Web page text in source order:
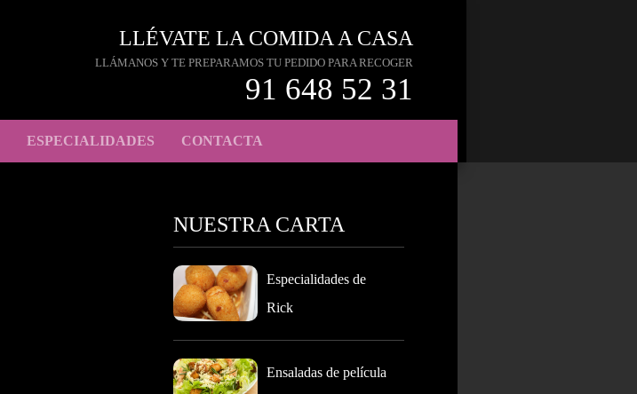
LLÉVATE LA COMIDA A CASA
LLÁMANOS Y TE PREPARAMOS TU PEDIDO PARA RECOGER
91 648 52 31
ESPECIALIDADES CONTACTA
NUESTRA CARTA
Especialidades de
Rick
Ensaladas de película